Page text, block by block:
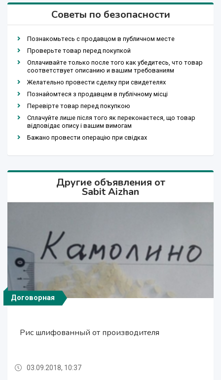
Советы по безопасности
Познакомьтесь с продавцом в публичном месте
Проверьте товар перед покупкой
Оплачивайте только после того как убедитесь, что товар
соответствует описанию и вашим требованиям
Желательно провести сделку при свидетелях
Познайомтеся з продавцем в публічному місці
Перевірте товар перед покупкою
Сплачуйте лише після того як переконаєтеся, що товар
відповідає опису і вашим вимогам
Бажано провести операцію при свідках
Другие объявления от
Sabit Aizhan
Договорная
Рис шлифованный от производителя
Договорная
Рис шлифованный от производителя
Договорная
Рис шлифованный от производителя
03.09.2018, 10:37